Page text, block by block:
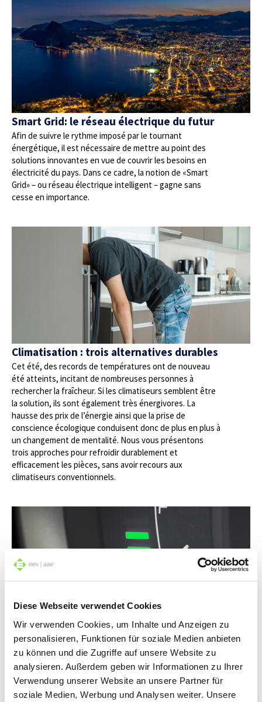
Diese Webseite verwendet Cookies
Wir verwenden Cookies, um Inhalte und Anzeigen zu
personalisieren, Funktionen für soziale Medien anbieten
zu können und die Zugriffe auf unsere Website zu
analysieren. Außerdem geben wir Informationen zu Ihrer
Verwendung unserer Website an unsere Partner für
soziale Medien, Werbung und Analysen weiter. Unsere
Smart Grid: le réseau électrique du futur
Afin de suivre le rythme imposé par le tournant
énergétique, il est nécessaire de mettre au point des
solutions innovantes en vue de couvrir les besoins en
électricité du pays. Dans ce cadre, la notion de «Smart
Grid» – ou réseau électrique intelligent – gagne sans
cesse en importance.
Climatisation : trois alternatives durables
Cet été, des records de températures ont de nouveau
été atteints, incitant de nombreuses personnes à
rechercher la fraîcheur. Si les climatiseurs semblent être
la solution, ils sont également très énergivores. La
hausse des prix de l’énergie ainsi que la prise de
conscience écologique conduisent donc de plus en plus à
un changement de mentalité. Nous vous présentons
trois approches pour refroidir durablement et
efficacement les pièces, sans avoir recours aux
climatiseurs conventionnels.
E-Mobilité: quels comportements pour plus
d’autonomie ?
Consommation d’électricité réduite – autonomie accrue :
cette formule apparemment simple a nécessité des
décennies de recherches scientifiques pour devenir
réalité et rendre l’électromobilité encore plus efficiente. Il